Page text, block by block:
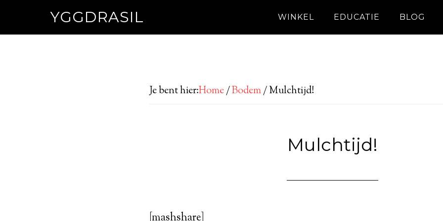
YGGDRASIL WINKEL EDUCATIE BLOG
Je bent hier:Home/Bodem/Mulchtijd!
Mulchtijd!